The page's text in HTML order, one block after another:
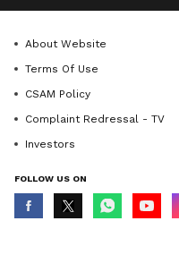
About Website
Terms Of Use
CSAM Policy
Complaint Redressal - TV
Investors
FOLLOW US ON